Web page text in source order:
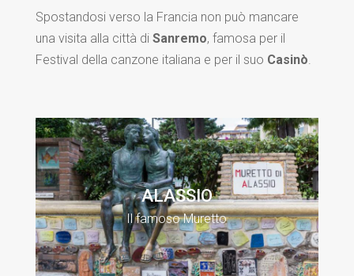
Spostandosi verso la Francia non può mancare
una visita alla città di Sanremo, famosa per il
Festival della canzone italiana e per il suo Casinò
ALASSIO
Il famoso Muretto